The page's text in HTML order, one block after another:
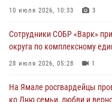
На Полярном круге
27 июля 2026, 09:04
10 июля 2026, 10:33 3
Сотрудники СОБР «Варк»
округа по комплексному
28 июля 2026, 05:28 1
На Ямале росгвардейцы
ко Дню семьи, любви и